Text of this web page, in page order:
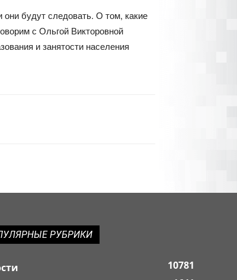
будут следовать. О том, какие
с Ольгой Викторовной
и занятости населения
РУБРИКИ
10781